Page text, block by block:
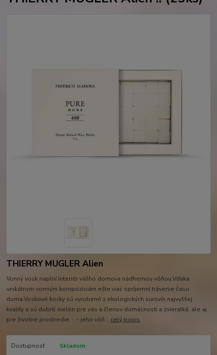
THIERRY MUGLER Alien
Vonný vosk naplní interiér vášho domova nádhernou vôňou.Vďaka
unikátnym vonným kompozíciám ešte viac spríjemní trávenie času
doma.Voskové kocky sú vyrobené z ekologických surovín najvyššej
kvality a sú dobré nielen pre vás a členov domácnosti a zvieratká, ale aj
pre životné prostredie. - jeho vôň... celý popis
Dostupnosť Skladom